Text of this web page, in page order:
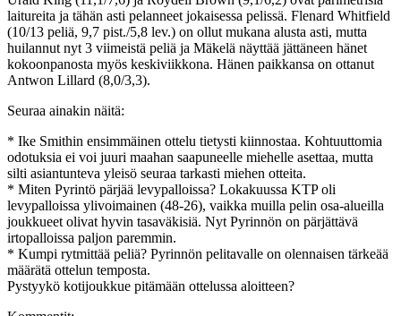
laitureita ja tähän asti pelanneet jokaisessa pelissä. Flenard Whitfield
(10/13 peliä, 9,7 pist./5,8 lev.) on ollut mukana alusta asti, mutta
huilannut nyt 3 viimeistä peliä ja Mäkelä näyttää jättäneen hänet
kokoonpanosta myös keskiviikkona. Hänen paikkansa on ottanut
Antwon Lillard (8,0/3,3).
Seuraa ainakin näitä:
* Ike Smithin ensimmäinen ottelu tietysti kiinnostaa. Kohtuuttomia
odotuksia ei voi juuri maahan saapuneelle miehelle asettaa, mutta
silti asiantunteva yleisö seuraa tarkasti miehen otteita.
* Miten Pyrintö pärjää levypalloissa? Lokakuussa KTP oli
levypalloissa ylivoimainen (48-26), vaikka muilla pelin osa-alueilla
joukkueet olivat hyvin tasaväkisiä. Nyt Pyrinnön on pärjättävä
irtopalloissa paljon paremmin.
* Kumpi rytmittää peliä? Pyrinnön pelitavalle on olennaisen tärkeää
määrätä ottelun temposta.
Pystyykö kotijoukkue pitämään ottelussa aloitteen?